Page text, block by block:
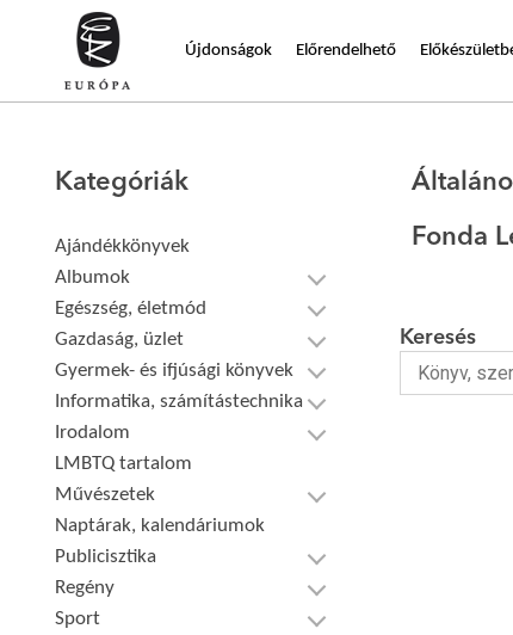
Újdonságok Előrendelhető
Kategóriák
Ajándékkönyvek
Albumok
Egészség, életmód
Gazdaság, üzlet
Gyermek- és ifjúsági könyvek
Informatika, számítástechnika
Irodalom
LMBTQ tartalom
Művészetek
Naptárak, kalendáriumok
Publicisztika
Regény
Sport
Fonda
Keresés